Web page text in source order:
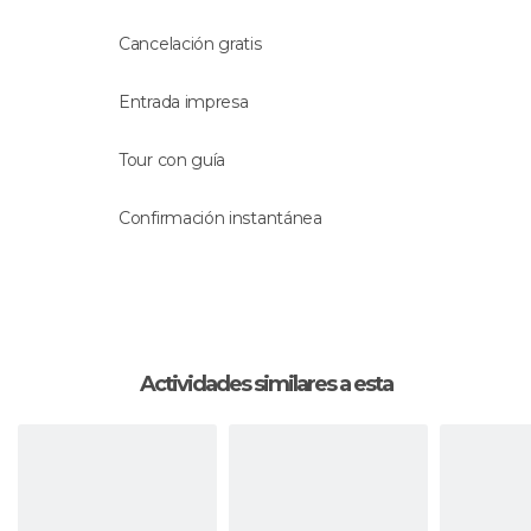
Podrás entrar gratis a su elegante hall, pero si te
(cuesta unos 17€).
Cuando finalice el recorrido por Montecarlo, te
Cancelación gratis
Entrada impresa
Tour con guía
Confirmación instantánea
Actividades similares a esta